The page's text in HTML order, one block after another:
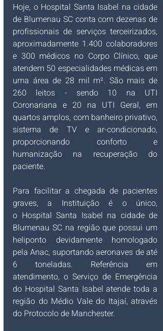
​Hoje, o Hospital Santa Isabel na cidade
de Blumenau SC conta com dezenas de
profissionais de serviços terceirizados,
aproximadamente 1.400 colaboradores
e 300 médicos no Corpo Clínico, que
atendem 50 especialidades médicas em
uma área de 28 mil m². São mais de
260 leitos - sendo 10 na UTI
Coronariana e 20 na UTI Geral, em
quartos amplos, com banheiro privativo,
sistema de TV e ar-condicionado,
proporcionando conforto e
humanização na recuperação do
paciente.
Para facilitar a chegada de pacientes
graves, a Instituição é o único,
o Hospital Santa Isabel na cidade de
Blumenau SC na região que possui um
heliponto devidamente homologado
pela Anac, suportando aeronaves de até
6 toneladas. Referência em
atendimento, o Serviço de Emergência
do Hospital Santa Isabel atende toda a
região do Médio Vale do Itajaí, através
do Protocolo de Manchester.